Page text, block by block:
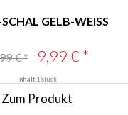
GELB-WEISS
€ * 9,99 € *
Inhalt 1 Stück
Zum Produkt